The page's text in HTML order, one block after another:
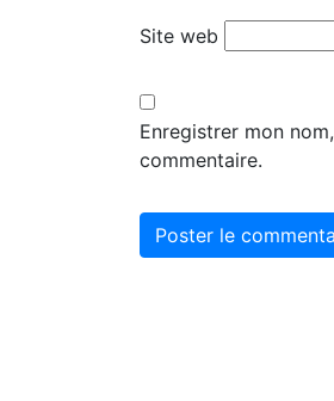
Site web
Enregistrer mon
commentaire.